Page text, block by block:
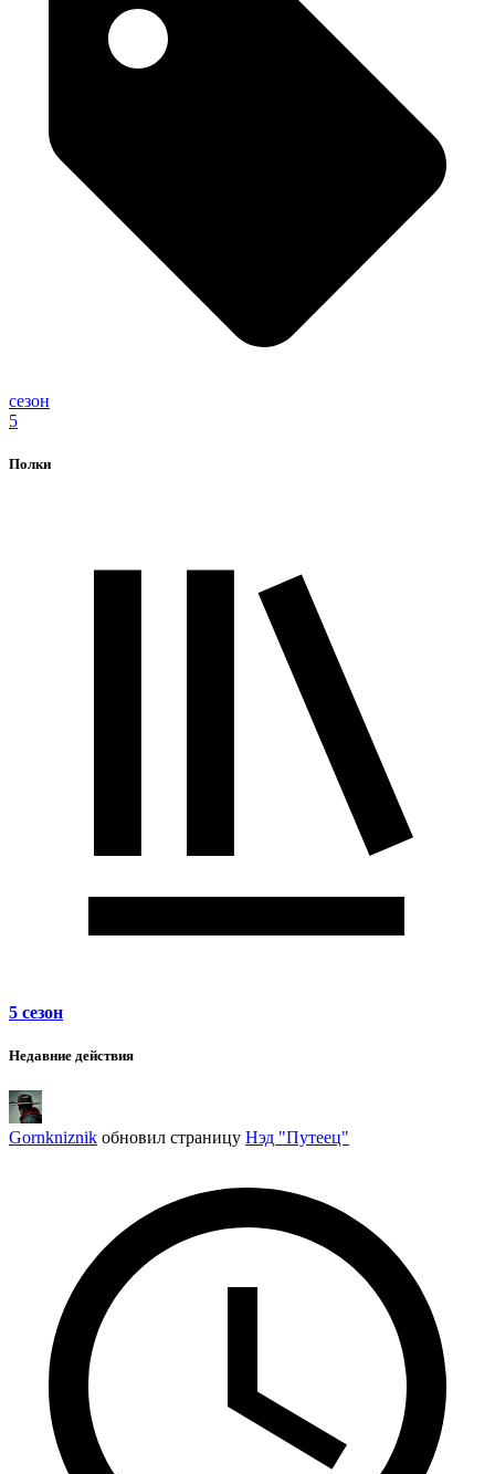
сезон
5
Полки
5 сезон
Недавние действия
Gornkniznik обновил страницу Нэд "Путеец"